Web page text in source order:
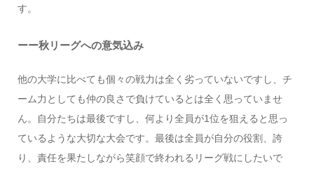
す。
ーー秋リーグへの意気込み
他の大学に比べても個々の戦力は全く劣っていないですし、チ
ーム力としても仲の良さで負けているとは全く思っていませ
ん。自分たちは最後ですし、何より全員が1位を狙えると思っ
ているような大切な大会です。最後は全員が自分の役割、誇
り、責任を果たしながら笑顔で終われるリーグ戦にしたいで